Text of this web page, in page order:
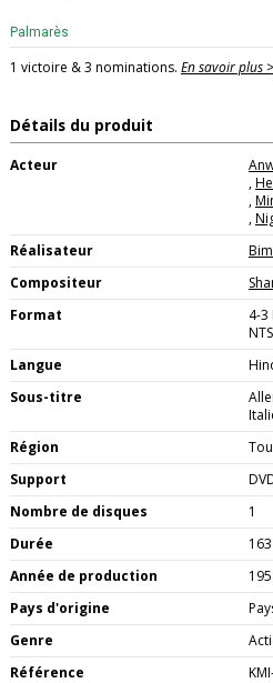
Palmarès
1 victoire & 3 nominations. En savoir plus >
Détails du produit
Acteur
,
,
,
Réalisateur
Compositeur
Format
4-3
Langue
Sous-titre
Région
Support
Nombre de disques
1
Durée
Année de production
Pays d'origine
Genre
Référence